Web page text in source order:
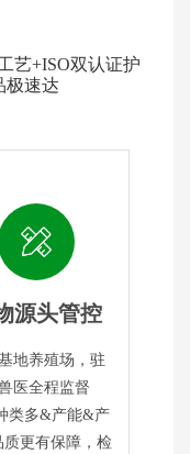
艺+ISO双认证护
极速达
源头管控
地养殖场，驻
医全程监督
类多&产能&产
更有保障，检